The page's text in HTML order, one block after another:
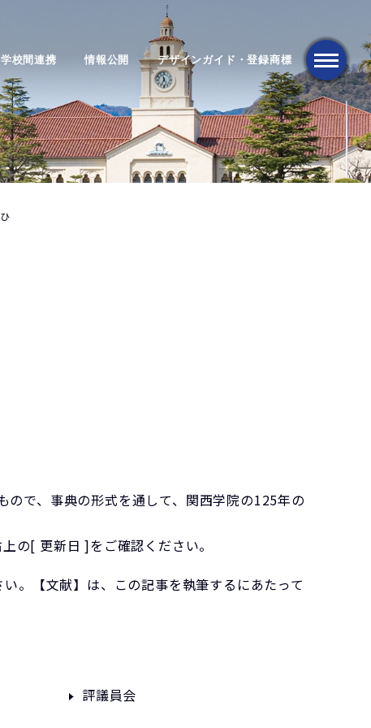
校間連携 情報公開 デザインガイド・登録商標
メニュー
ひ
で、事典の形式を通して、関西学院の125年の
の[ 更新日 ]をご確認ください。
。【文献】は、この記事を執筆するにあたって
評議員会